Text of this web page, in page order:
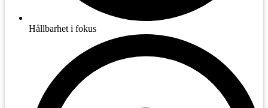
Hållbarhet i fokus